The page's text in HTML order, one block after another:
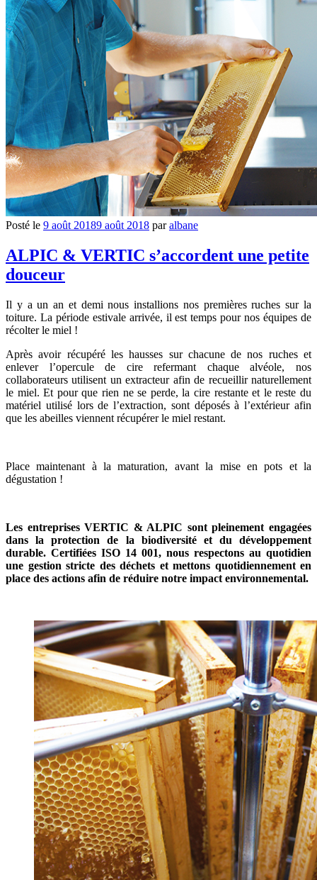
Posté le 9 août 20189 août 2018 paralbane
ALPIC & VERTIC s’accordent une petite
douceur
Il y a un an et demi nous installions nos premières ruches sur la
toiture. La période estivale arrivée, il est temps pour nos équipes de
récolter le miel !
Après avoir récupéré les hausses sur chacune de nos ruches et
enlever l’opercule de cire refermant chaque alvéole, nos
collaborateurs utilisent un extracteur afin de recueillir naturellement
le miel. Et pour que rien ne se perde, la cire restante et le reste du
matériel utilisé lors de l’extraction, sont déposés à l’extérieur afin
que les abeilles viennent récupérer le miel restant.
Place maintenant à la maturation, avant la mise en pots et la
dégustation !
Les entreprises VERTIC & ALPIC sont pleinement engagées
dans la protection de la biodiversité et du développement
durable. Certifiées ISO 14 001, nous respectons au quotidien
une gestion stricte des déchets et mettons quotidiennement en
place des actions afin de réduire notre impact environnemental.